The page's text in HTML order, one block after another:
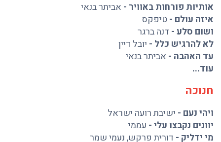
אותיות פורחות באוויר - אביתר בנאי
איזה עולם - טיפקס
ושום סלע- דנה ברגר
לא להרגיש כלל - יובל דיין
עד האהבה - אביתר בנאי
עוד...
חנוכה
ויהי נעם - ישיבת רועה ישראל
יוונים נקבצו עלי- עממי
מי ידליק - דורית פרקש,נעמי שמר